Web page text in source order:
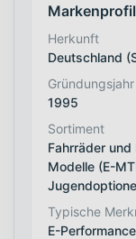
Markenprofil
Herkunft
Deutschland
Gründungsjahr
1995
Sortiment
Fahrräder
Modelle (E-
Typische
E-